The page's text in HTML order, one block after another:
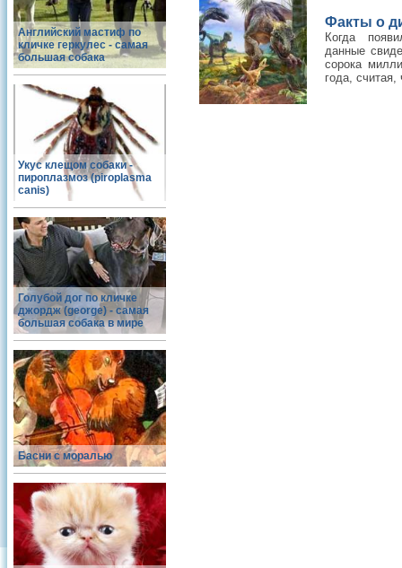
Английский мастиф по
кличке геркулес - самая
большая собака
Укус клещом собаки -
пироплазмоз (piroplasma
canis)
Голубой дог по кличке
джордж (george) - самая
большая собака в мире
Басни с моралью
Факты о
Когда
данные
сорока
года, считая,